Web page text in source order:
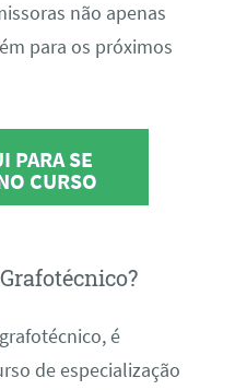
não apenas
para os próximos
PARA SE
CURSO
é
de especialização